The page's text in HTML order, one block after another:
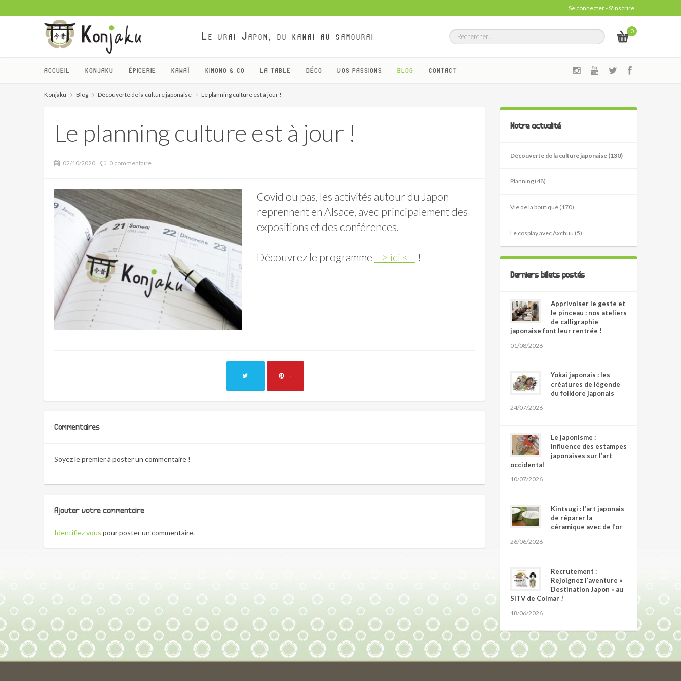
Se connecter-S'inscrire
Le vrai Japon, du kawai au samourai 0
ACCUEIL KONJAKU ÉPICERIE KAWAÏ KIMONO & CO LA TABLE DÉCO VOS PASSIONS BLOG CONTACT
Konjaku Blog Découverte de la culture japonaise Le planning culture est à jour !
Le planning culture est à jour !
02/10/2020 0 commentaire
Covid ou pas, les activités autour du Japon
reprennent en Alsace, avec principalement des
expositions et des conférences.
Découvrez le programme --> ici <-- !
-
Commentaires
Soyez le premier à poster un commentaire !
Ajouter votre commentaire
Identifiez vous pour poster un commentaire.
Notre actualité
Découverte de la culture japonaise (130)
Planning (48)
Vie de la boutique (170)
Le cosplay avec Axchuu (5)
Derniers billets postés
Apprivoiser le geste et
le pinceau : nos ateliers
de calligraphie
japonaise font leur rentrée !
01/08/2026
Yokai japonais : les
créatures de légende
du folklore japonais
24/07/2026
Le japonisme :
influence des estampes
japonaises sur l’art
occidental
10/07/2026
Kintsugi : l’art japonais
de réparer la
céramique avec de l’or
26/06/2026
Recrutement :
Rejoignez l’aventure «
Destination Japon » au
SITV de Colmar !
18/06/2026